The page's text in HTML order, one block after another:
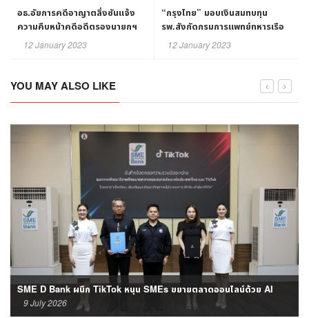
อธ.อัยการคดีอาญาตลิ่งชันแจ้ง
ความคืบหน้าคดีอดีตรองนายกฯ
ชี้! หากยื่นฟ้องต้องขออนุญาต
12 January 2023
“กรุงไทย” มอบเงินสมทบทุน
รพ.สังกัดกรมการแพทย์ทหารเรือ
ในโอกาสครบรอบ 56 ปีธนาคาร￼
12 January 2023
YOU MAY ALSO LIKE
SME D Bank ผนึก TikTok หนุน SMEs ขยายตลาดออนไลน์ด้วย AI
9 July 2026